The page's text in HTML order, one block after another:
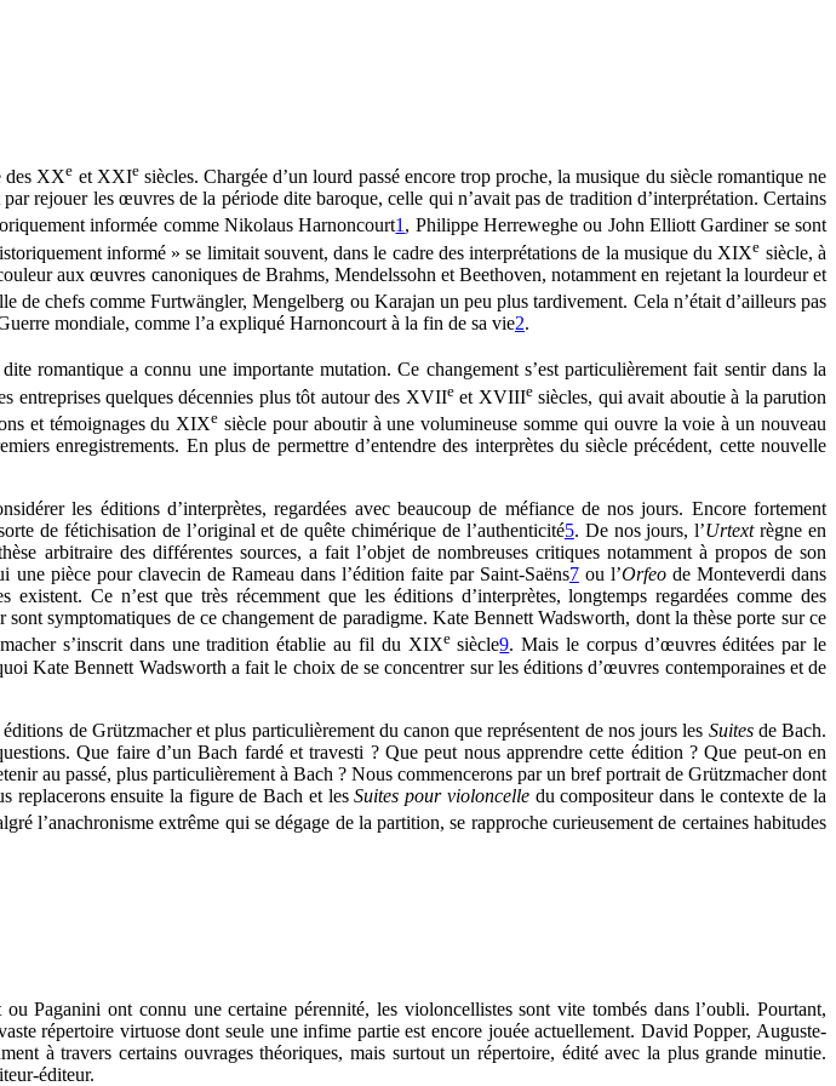
des XXe et XXIesiècles. Chargée d’un lourd passé encore trop proche, la musique du siècle romantique ne
rejouer les œuvres de la période dite baroque, celle qui n’avait pas de tradition d’interprétation. Certains
informée comme Nikolaus Harnoncourt1, Philippe Herreweghe ou John Elliott Gardiner se sont
informé » se limitait souvent, dans le cadre des interprétations de la musique du XIXe siècle, à
aux œuvres canoniques de Brahms, Mendelssohn et Beethoven, notamment en rejetant la lourdeur et
de chefs comme Furtwängler, Mengelberg ou Karajan un peu plus tardivement. Cela n’était d’ailleurs pas
mondiale, comme l’a expliqué Harnoncourt à la fin de sa vie2.
romantique a connu une importante mutation. Ce changement s’est particulièrement fait sentir dans la
entreprises quelques décennies plus tôt autour des XVIIeet XVIIIesiècles, qui avait aboutie à la parution
et témoignages du XIXe siècle pour aboutir à une volumineuse somme qui ouvre la voie à un nouveau
enregistrements. En plus de permettre d’entendre des interprètes du siècle précédent, cette nouvelle
les éditions d’interprètes, regardées avec beaucoup de méfiance de nos jours. Encore fortement
de fétichisation de l’original et de quête chimérique de l’authenticité5. De nos jours, l’Urtextrègne en
arbitraire des différentes sources, a fait l’objet de nombreuses critiques notamment à propos de son
pièce pour clavecin de Rameau dans l’édition faite par Saint-Saëns7ou l’Orfeode Monteverdi dans
Ce n’est que très récemment que les éditions d’interprètes, longtemps regardées comme des
symptomatiques de ce changement de paradigme. Kate Bennett Wadsworth, dont la thèse porte sur ce
s’inscrit dans une tradition établie au fil du XIXesiècle9. Mais le corpus d’œuvres éditées par le
Kate Bennett Wadsworth a fait le choix de se concentrer sur les éditions d’œuvres contemporaines et de
de Grützmacher et plus particulièrement du canon que représentent de nos jours les Suitesde Bach.
Que faire d’un Bach fardé et travesti ? Que peut nous apprendre cette édition ? Que peut-on en
au passé, plus particulièrement à Bach ? Nous commencerons par un bref portrait de Grützmacher dont
replacerons ensuite la figure de Bach et lesSuites pour violoncelle du compositeur dans le contexte de la
l’anachronisme extrême qui se dégage de la partition, se rapproche curieusement de certaines habitudes
Paganini ont connu une certaine pérennité, les violoncellistes sont vite tombés dans l’oubli. Pourtant,
répertoire virtuose dont seule une infime partie est encore jouée actuellement. David Popper, Auguste-
à travers certains ouvrages théoriques, mais surtout un répertoire, édité avec la plus grande minutie.
éditeur.